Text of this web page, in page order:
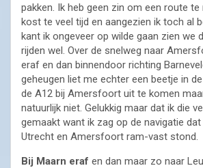
pakken. Ik heb geen zin om een route
kost te veel tijd en aangezien ik toch al
kant ik ongeveer op wilde gaan zien we
rijden wel. Over de snelweg naar
eraf en dan binnendoor richting
geheugen liet me echter een beetje in
de A12 bij Amersfoort uit te komen
natuurlijk niet. Gelukkig maar dat ik die
gemaakt want ik zag op de navigatie
Utrecht en Amersfoort ram-vast stond.
Bij Maarn eraf en dan maar zo naar